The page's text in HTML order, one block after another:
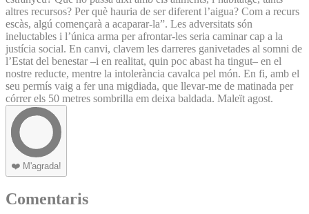
altres recursos? Per què hauria de ser diferent l’aigua? Com a recurs
escàs, algú començarà a acaparar-la”. Les adversitats són
ineluctables i l’única arma per afrontar-les seria caminar cap a la
justícia social. En canvi, clavem les darreres ganivetades al somni de
l’Estat del benestar –i en realitat, quin poc abast ha tingut– en el
nostre reducte, mentre la intolerància cavalca pel món. En fi, amb el
seu permís vaig a fer una migdiada, que llevar-me de matinada per
córrer els 50 metres sombrilla em deixa baldada. Maleït agost.
❤️ M'agrada!
Comentaris